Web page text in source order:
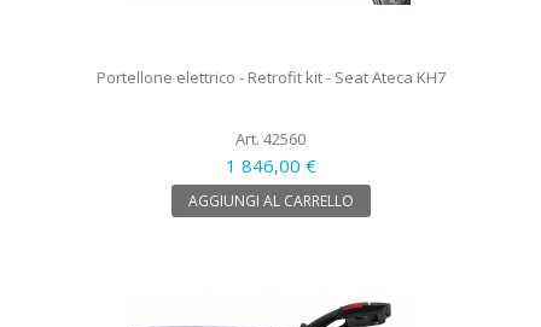
Portellone elettrico - Retrofit kit - Seat Ateca KH7
Art. 42560
1 846,00 €
AGGIUNGI AL CARRELLO